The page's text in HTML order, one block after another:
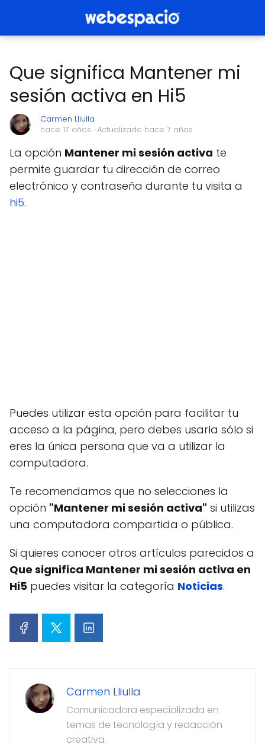
Que significa Mantener mi
sesión activa en Hi5
Carmen Lliulla
hace 17 años · Actualizado hace 7 años
La opción Mantener mi sesión activa te
permite guardar tu dirección de correo
electrónico y contraseña durante tu visita a
hi5.
Puedes utilizar esta opción para facilitar tu
acceso a la página, pero debes usarla sólo si
eres la única persona que va a utilizar la
computadora.
Te recomendamos que no selecciones la
opción "Mantener mi sesión activa" si utilizas
una computadora compartida o pública.
Si quieres conocer otros artículos parecidos a
Que significa Mantener mi sesión activa en
Hi5 puedes visitar la categoría Noticias.
Carmen Lliulla
Comunicadora especializada en
temas de tecnología y redacción
creativa.